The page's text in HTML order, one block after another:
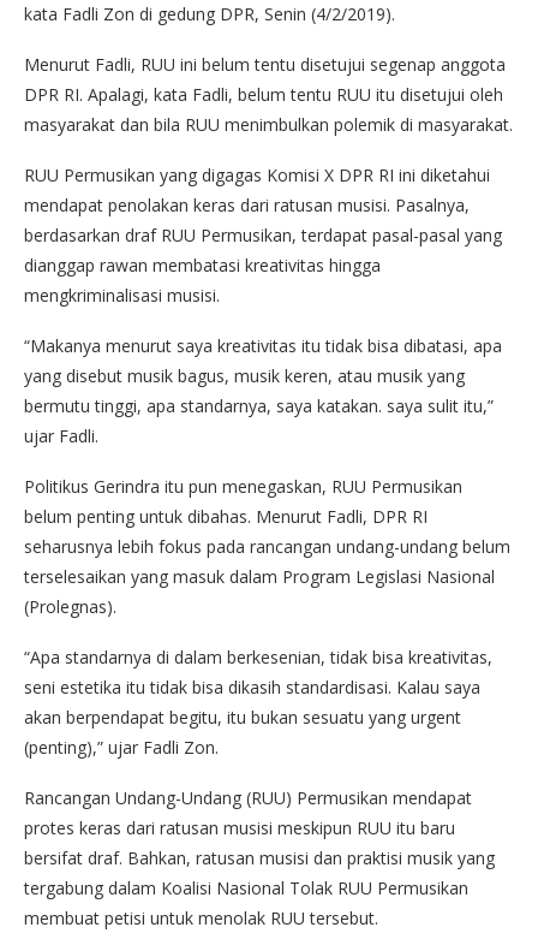
kata Fadli Zon di gedung DPR, Senin (4/2/2019).
Menurut Fadli, RUU ini belum tentu disetujui segenap anggota
DPR RI. Apalagi, kata Fadli, belum tentu RUU itu disetujui oleh
masyarakat dan bila RUU menimbulkan polemik di masyarakat.
RUU Permusikan yang digagas Komisi X DPR RI ini diketahui
mendapat penolakan keras dari ratusan musisi. Pasalnya,
berdasarkan draf RUU Permusikan, terdapat pasal-pasal yang
dianggap rawan membatasi kreativitas hingga
mengkriminalisasi musisi.
“Makanya menurut saya kreativitas itu tidak bisa dibatasi, apa
yang disebut musik bagus, musik keren, atau musik yang
bermutu tinggi, apa standarnya, saya katakan. saya sulit itu,”
ujar Fadli.
Politikus Gerindra itu pun menegaskan, RUU Permusikan
belum penting untuk dibahas. Menurut Fadli, DPR RI
seharusnya lebih fokus pada rancangan undang-undang belum
terselesaikan yang masuk dalam Program Legislasi Nasional
(Prolegnas).
“Apa standarnya di dalam berkesenian, tidak bisa kreativitas,
seni estetika itu tidak bisa dikasih standardisasi. Kalau saya
akan berpendapat begitu, itu bukan sesuatu yang urgent
(penting),” ujar Fadli Zon.
Rancangan Undang-Undang (RUU) Permusikan mendapat
protes keras dari ratusan musisi meskipun RUU itu baru
bersifat draf. Bahkan, ratusan musisi dan praktisi musik yang
tergabung dalam Koalisi Nasional Tolak RUU Permusikan
membuat petisi untuk menolak RUU tersebut.